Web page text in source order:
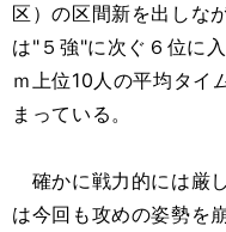
区）の区間新を出しな
は"５強"に次ぐ６位に
ｍ上位10人の平均タイ
まっている。
確かに戦力的には厳
は今回も攻めの姿勢を